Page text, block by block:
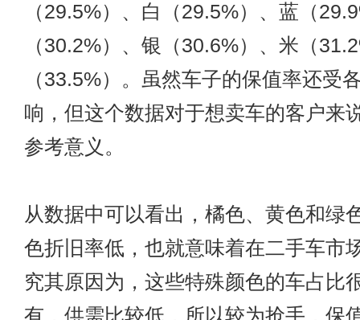
（29.5%）、白（29.5%）、蓝（
（30.2%）、银（30.6%）、米（
（33.5%）。虽然车子的保值率还受
响，但这个数据对于想卖车的客户来
参考意义。
从数据中可以看出，橘色、黄色和绿
色折旧率低，也就意味着在二手车市
究其原因为，这些特殊颜色的车占比
有，供需比较低，所以较为抢手，保